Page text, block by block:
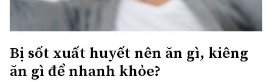
Bị sốt xuất huyết nên ăn gì, kiêng
ăn gì để nhanh khỏe?